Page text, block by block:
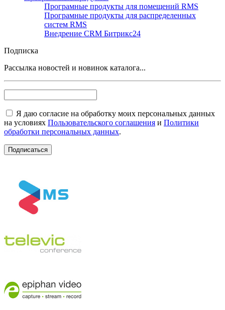
Програмные продукты для помещений RMS
Програмные продукты для распределенных
систем RMS
Внедрение CRM Битрикс24
Подписка
Рассылка новостей и новинок каталога...
Я даю согласие на обработку моих персональных данных
на условиях Пользовательского соглашения и Политики
обработки персональных данных.